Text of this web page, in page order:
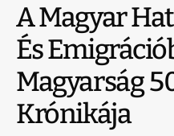
A Magyar
És
Magyarság
Krónikája